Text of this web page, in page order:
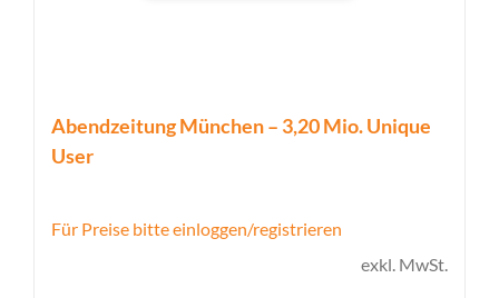
Abendzeitung München – 3,20 Mio. Unique
User
Für Preise bitte einloggen/registrieren
exkl. MwSt.